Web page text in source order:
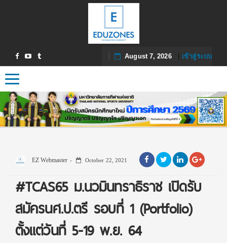
August 7, 2026| เข้าสู่ระบบ
Toggle navigation
EZ Webmaster October 22, 2021
#TCAS65 ม.นวมินทราธิราช เปิดรับ
สมัครนศ.ป.ตรี รอบที่ 1 (Portfolio)
ตั้งแต่วันที่ 5-19 พ.ย. 64